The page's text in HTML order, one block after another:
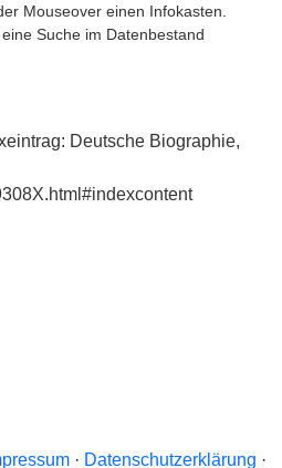
Mouseover einen Infokasten.
Suche im Datenbestand
Deutsche Biographie,
· Datenschutzerklärung ·